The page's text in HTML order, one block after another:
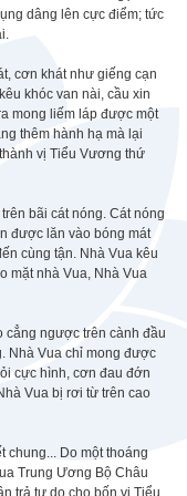
dâng lên cực điểm; tức
cơn khát như giếng cạn
khóc van nài, cầu xin
mong liếm láp được một
thêm hành hạ mà lại
vị Tiểu Vương thứ
bãi cát nóng. Cát nóng
được lăn vào bóng mát
cùng tận. Nhà Vua kêu
mặt nhà Vua, Nhà Vua
cẳng ngược trên cành đầu
Nhà Vua chỉ mong được
cực hình, cơn đau đớn
Vua bị rơi từ trên cao
chung... Do một thoáng
Trung Ương Bộ Châu
trả tự do cho bốn vị Tiểu